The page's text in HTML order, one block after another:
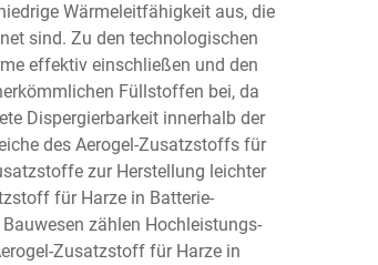
Wärmeleitfähigkeit aus, die
sind. Zu den technologischen
effektiv einschließen und den
Füllstoffen bei, da
Dispergierbarkeit innerhalb der
des Aerogel-Zusatzstoffs für
zur Herstellung leichter
für Harze in Batterie-
zählen Hochleistungs-
Zusatzstoff für Harze in